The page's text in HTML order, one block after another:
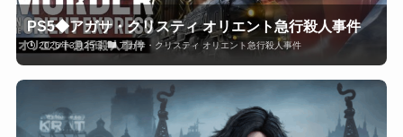
PS5◆アガサ・クリスティ オリエント急行殺人事件
2026年3月25日 アガサ・クリスティ オリエント急行殺人事件